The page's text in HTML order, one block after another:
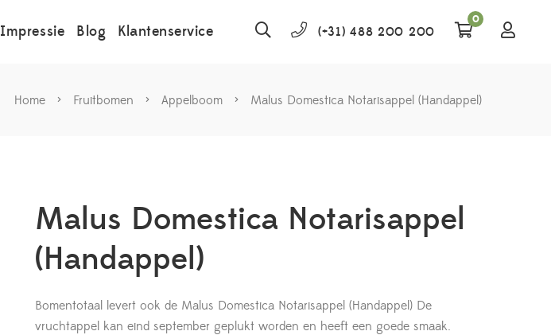
Impressie Blog Klantenservice (+31) 488 200 200
0
Home > Fruitbomen > Appelboom > Malus Domestica Notarisappel (Handappel)
Malus Domestica Notarisappel
(Handappel)
Bomentotaal levert ook de Malus Domestica Notarisappel (Handappel) De
vruchtappel kan eind september geplukt worden en heeft een goede smaak.